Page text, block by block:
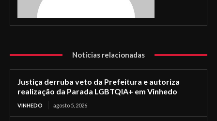
Notícias relacionadas
Justiça derruba veto da Prefeitura e autoriza
realização da Parada LGBTQIA+ em Vinhedo
VINHEDO agosto 5, 2026